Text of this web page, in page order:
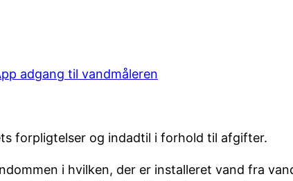
adgang til vandmåleren
forpligtelser og indadtil i forhold til afgifter.
i hvilken, der er installeret vand fra